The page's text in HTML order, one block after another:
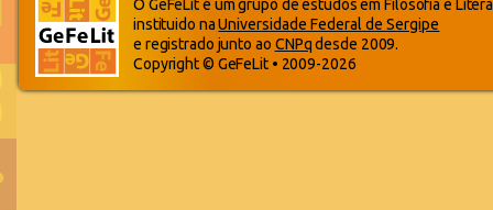
O GeFeLit é um grupo de estudos em Filosofia e
instituido naUniversidade Federal de Sergipe
e registrado junto ao CNPqdesde 2009.
Copyright © GeFeLit • 2009-2026